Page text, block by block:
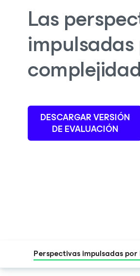
Las
DESCARGAR VERSIÓN
DE EVALUACIÓN
Perspectivas impulsadas por